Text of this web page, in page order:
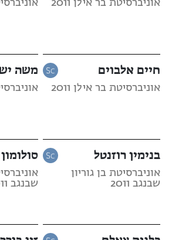
אוניברסיטת בר אילן 2011
חיים אלבוים
אוניברסיטת בר אילן 2011
משה
בנימין רוזנטל
אוניברסיטת בן גוריון
שבנגב 2011
שבנגב 2011